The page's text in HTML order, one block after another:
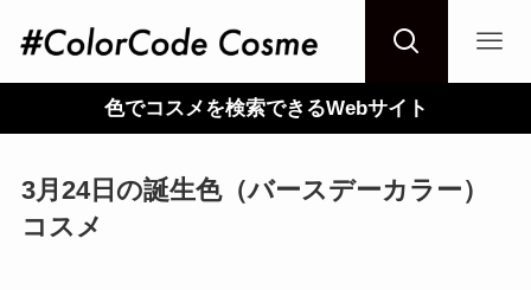
色でコスメを検索できるWebサイト
3月24日の誕生色（バースデーカラー）
コスメ